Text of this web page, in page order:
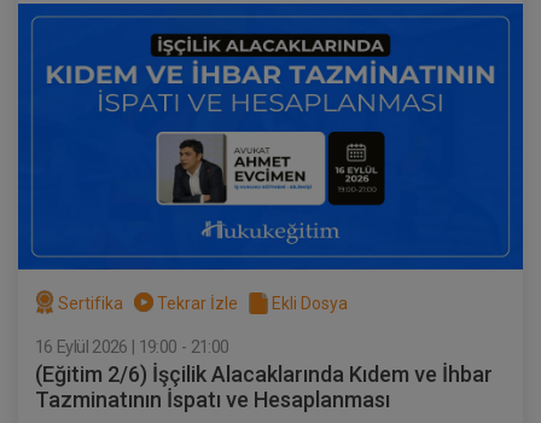
Sertifika Tekrar İzle Ekli Dosya
16 Eylül 2026 | 19:00 - 21:00
(Eğitim 2/6) İşçilik Alacaklarında Kıdem ve İhbar
Tazminatının İspatı ve Hesaplanması